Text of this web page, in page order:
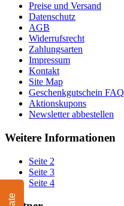
Preise und Versand
Datenschutz
AGB
Widerrufsrecht
Zahlungsarten
Impressum
Kontakt
Site Map
Geschenkgutschein FAQ
Aktionskupons
Newsletter abbestellen
Weitere Informationen
Seite 2
Seite 3
Seite 4